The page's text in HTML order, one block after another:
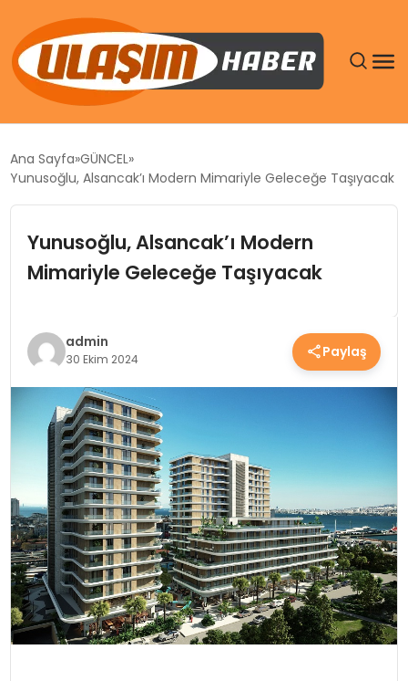
DÜNYA
SPOR
TEKNOLOJI
SAĞLIK
YAŞAM
Ana Sayfa GÜNCEL
Yunusoğlu, Alsancak’ı Modern Mimariyle Geleceğe Taşıyacak
Yunusoğlu, Alsancak’ı Modern
Mimariyle Geleceğe Taşıyacak
admin
30 Ekim 2024 Paylaş